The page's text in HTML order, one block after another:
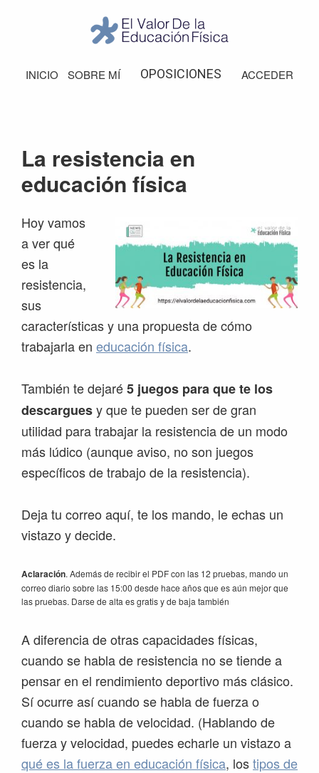
navegación
principal
barra
Valor
de
INICIO SOBRE MÍ OPOSICIONES ACCEDER
La resistencia en
educación física
Hoy vamos
a ver qué
es la
resistencia,
sus
características y una propuesta de cómo
trabajarla en educación física.
También te dejaré5 juegos para que te los
descarguesy que te pueden ser de gran
utilidad para trabajar la resistencia de un modo
más lúdico (aunque aviso, no son juegos
específicos de trabajo de la resistencia).
Deja tu correo aquí, te los mando, le echas un
vistazo y decide.
Aclaración. Además de recibir el PDF con las 12 pruebas, mando un
correo diario sobre las 15:00 desde hace años que es aún mejor que
las pruebas. Darse de alta es gratis y de baja también
A diferencia de otras capacidades físicas,
cuando se habla de resistencia no se tiende a
pensar en el rendimiento deportivo más clásico.
Sí ocurre así cuando se habla de fuerza o
cuando se habla de velocidad. (Hablando de
fuerza y velocidad, puedes echarle un vistazo a
qué es la fuerza en educación física, lostipos de